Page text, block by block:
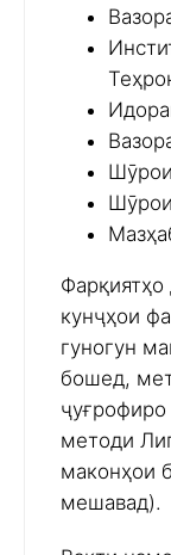
Фарқиятҳо
кунҷҳои
гуногун
бошед,
методи
маконҳои
мешавад).